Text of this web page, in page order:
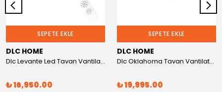
SEPETE EKLE
DLC HOME
Dlc Levante Led Tavan Vantilatörü Siyah 122 Cm
₺ 16,950.00
SEPETE EKLE
DLC HOME
Dlc Oklahoma Tavan Vantilatörü Kahverengi 132 Cm
₺ 19,995.00